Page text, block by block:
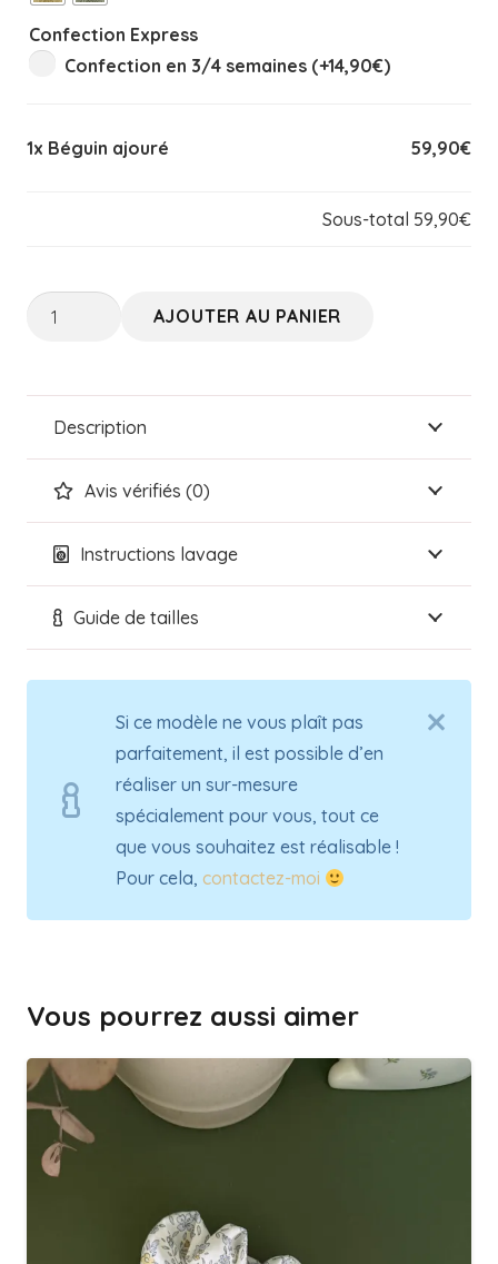
Confection Express
Confection en 3/4 semaines (+14,90€)
1x Béguin ajouré 59,90€
Sous-total 59,90€
quantité
ajouré
AJOUTER AU PANIER
Description
Avis vérifiés (0)
Instructions lavage
Guide de tailles
Si ce modèle ne vous plaît pas
parfaitement, il est possible d’en
réaliser un sur-mesure
spécialement pour vous, tout ce
que vous souhaitez est réalisable !
Pour cela, contactez-moi
Vous pourrez aussi aimer